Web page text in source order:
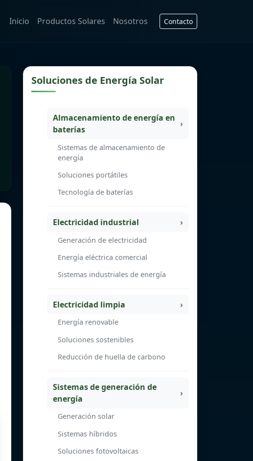
Inicio Productos Solares Nosotros Contacto
Soluciones de Energía Solar
Almacenamiento de energía en
baterías
Sistemas de almacenamiento de
energía
Soluciones portátiles
Tecnología de baterías
Electricidad industrial
Generación de electricidad
Energía eléctrica comercial
Sistemas industriales de energía
Electricidad limpia
Energía renovable
Soluciones sostenibles
Reducción de huella de carbono
Sistemas de generación de
energía
Generación solar
Sistemas híbridos
Soluciones fotovoltaicas